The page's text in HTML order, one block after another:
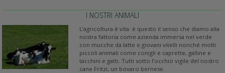
I NOSTRI ANIMALI
L’agricoltura è vita: è questo il senso che diamo alla
nostra fattoria come azienda immersa nel verde
con mucche da latte e giovani vitelli nonché molti
piccoli animali come conigli e caprette, galline e
tacchini e gatti. Tutti sotto l’occhio vigile del nostro
cane Fritzi, un bovaro bernese.